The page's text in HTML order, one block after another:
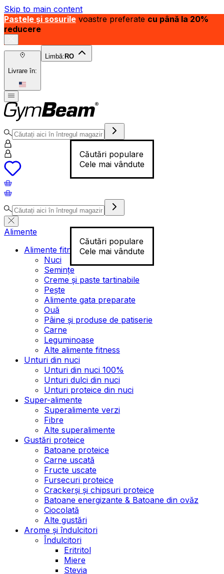
Skip to main content
Pastele și sosurile voastre preferate cu până la 20%
reducere
Livrare în:
Limbă: RO
Căutări populare
Cele mai vândute
Căutări populare
Cele mai vândute
Alimente
Alimente fitness
Nuci
Semințe
Creme și paste tartinabile
Pește
Alimente gata preparate
Ouă
Pâine și produse de patiserie
Carne
Leguminoase
Alte alimente fitness
Unturi din nuci
Unturi din nuci 100%
Unturi dulci din nuci
Unturi proteice din nuci
Super-alimente
Superalimente verzi
Fibre
Alte superalimente
Gustări proteice
Batoane proteice
Carne uscată
Fructe uscate
Fursecuri proteice
Crackerși și chipsuri proteice
Batoane energizante & Batoane din ovăz
Ciocolată
Alte gustări
Arome și îndulcitori
Îndulcitori
Eritritol
Miere
Stevia